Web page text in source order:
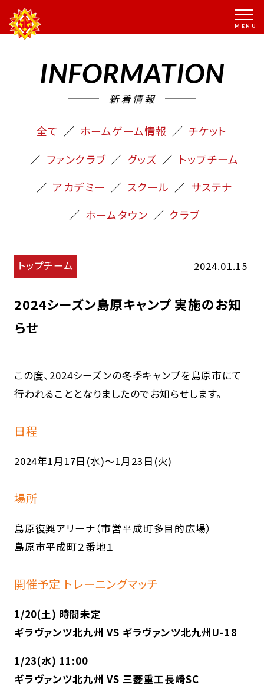
INFORMATION
新着情報
全て ホームゲーム情報
チケット
ファンクラブ
グッズ
トップチーム
アカデミー
スクール
サステナ
ホームタウン
クラブ
トップチーム 2024.01.15
2024シーズン島原キャンプ 実施のお知
らせ
この度、2024シーズンの冬季キャンプを島原市にて
行われることとなりましたのでお知らせします。
日程
2024年1月17日(水)〜1月23日(火)
場所
島原復興アリーナ（市営平成町多目的広場）
島原市平成町２番地１
開催予定 トレーニングマッチ
1/20(土) 時間未定
ギラヴァンツ北九州 VS ギラヴァンツ北九州U-18
1/23(水) 11:00
ギラヴァンツ北九州 VS 三菱重工長崎SC